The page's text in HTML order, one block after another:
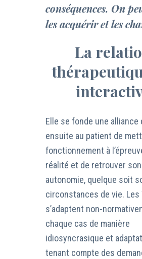
conséquences. On
les acquérir et les
La
Elle se fonde une alliance
ensuite au patient de
fonctionnement à
réalité et de retrouver son
autonomie, quelque soit
circonstances de vie. Les
s’adaptent non-
chaque cas de manière
idiosyncrasique et
tenant compte des